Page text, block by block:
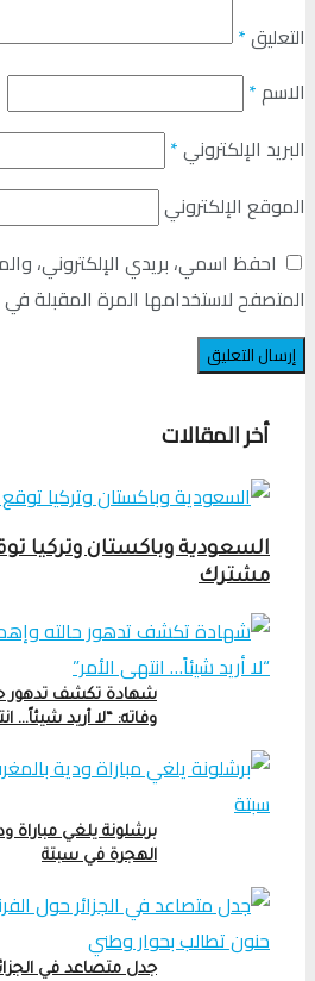
التعليق*
الاسم*
البريد الإلكتروني*
الموقع الإلكتروني
احفظ اسمي، بريدي الإلكتروني،
المتصفح لاستخدامها المرة المقبلة
أخر المقالات
السعودية وباكستان وتركيا
مشترك
شهادة تكشف تدهور
وفاته: “لا أريد شيئاً…
برشلونة يلغي مباراة
الهجرة في سبتة
جدل متصاعد في